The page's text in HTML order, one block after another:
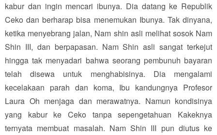
kabur dan ingin mencari ibunya. Dia datang ke Republik
Ceko dan berharap bisa menemukan Ibunya. Tak dinyana,
ketika menyebrang jalan, Nam shin asli melihat sosok Nam
Shin III, dan berpapasan. Nam Shin asli sangat terkejut
hingga tak menyadari bahwa seorang pembunuh bayaran
telah disewa untuk menghabisinya. Dia mengalami
kecelakaan parah dan koma, Ibu kandungnya Profesor
Laura Oh menjaga dan merawatnya. Namun kondisinya
yang kabur ke Ceko tanpa sepengetahuan Kakeknya
ternyata membuat masalah. Nam Shin III pun diutus ke